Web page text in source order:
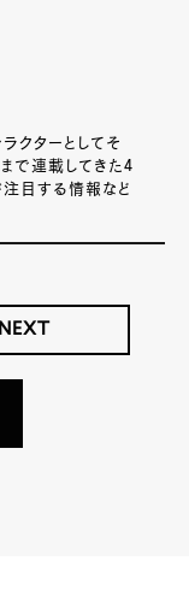
クターとしてそ
で連載してきた4
注目する情報など
NEXT